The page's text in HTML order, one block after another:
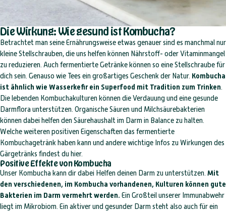
Die Wirkung: Wie gesund ist Kombucha?
Betrachtet man seine Ernährungsweise etwas genauer sind es manchmal nur
kleine Stellschrauben, die uns helfen können Nährstoff- oder Vitaminmangel
zu reduzieren. Auch fermentierte Getränke können so eine Stellschraube für
dich sein. Genauso wie Tees ein großartiges Geschenk der Natur. Kombucha
ist ähnlich wie Wasserkefir ein Superfood mit Tradition zum Trinken.
Die lebenden Kombuchakulturen können die Verdauung und eine gesunde
Darmflora unterstützen. Organische Säuren und Milchsäurebakterien
können dabei helfen den Säurehaushalt im Darm in Balance zu halten.
Welche weiteren positiven Eigenschaften das fermentierte
Kombuchagetränk haben kann und andere wichtige Infos zu Wirkungen des
Gärgetränks findest du hier.
Positive Effekte von Kombucha
Unser Kombucha kann dir dabei Helfen deinen Darm zu unterstützen. Mit
den verschiedenen, im Kombucha vorhandenen, Kulturen können gute
Bakterien im Darm vermehrt werden. Ein Großteil unserer Immunabwehr
liegt im Mikrobiom. Ein aktiver und gesunder Darm steht also auch für ein